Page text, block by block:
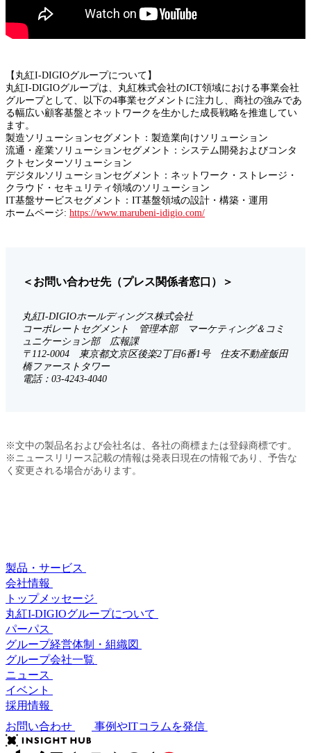
【丸紅I-DIGIOグループについて】
丸紅I-DIGIOグループは、丸紅株式会社のICT領域における事業会社
グループとして、以下の4事業セグメントに注力し、商社の強みであ
る幅広い顧客基盤とネットワークを生かした成長戦略を推進してい
ます。
製造ソリューションセグメント：製造業向けソリューション
流通・産業ソリューションセグメント：システム開発およびコンタ
クトセンターソリューション
デジタルソリューションセグメント：ネットワーク・ストレージ・
クラウド・セキュリティ領域のソリューション
IT基盤サービスセグメント：IT基盤領域の設計・構築・運用
ホームページ: https://www.marubeni-idigio.com/
＜お問い合わせ先（プレス関係者窓口）＞
丸紅I-DIGIOホールディングス株式会社
コーポレートセグメント 管理本部 マーケティング＆コミ
ュニケーション部 広報課
〒112-0004 東京都文京区後楽2丁目6番1号 住友不動産飯田
橋ファーストタワー
電話：03-4243-4040
※文中の製品名および会社名は、各社の商標または登録商標です。
※ニュースリリース記載の情報は発表日現在の情報であり、予告な
く変更される場合があります。
製品・サービス
会社情報
トップメッセージ
丸紅I-DIGIOグループについて
パーパス
グループ経営体制・組織図
グループ会社一覧
ニュース
イベント
採用情報
お問い合わせ
事例やITコラムを発信